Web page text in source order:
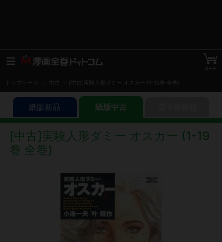
トップページ 中古 [中古]実験人形ダミー オスカー (1-19巻 全巻)
紙版新品 紙版中古
[中古]実験人形ダミー オスカー (1-19
巻 全巻)